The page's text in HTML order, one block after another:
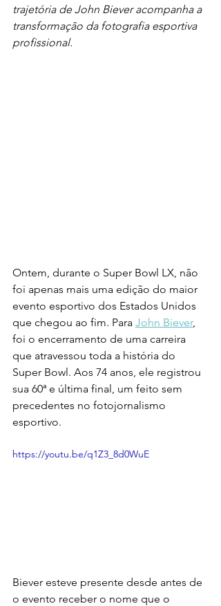
trajetória de John Biever acompanha a
transformação da fotografia esportiva
profissional.
Ontem, durante o Super Bowl LX, não
foi apenas mais uma edição do maior
evento esportivo dos Estados Unidos
que chegou ao fim. Para John Biever,
foi o encerramento de uma carreira
que atravessou toda a história do
Super Bowl. Aos 74 anos, ele registrou
sua 60ª e última final, um feito sem
precedentes no fotojornalismo
esportivo.
https://youtu.be/q1Z3_8d0WuE
Biever esteve presente desde antes de
o evento receber o nome que o